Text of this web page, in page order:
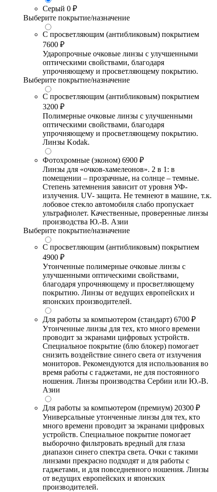
Серый 0 ₽
Выберите покрытие/назначение
С просветляющим (антибликовым) покрытием
7600 ₽
Ударопрочные очковые линзы с улучшенными
оптическими свойствами, благодаря
упрочняющему и просветляющему покрытию.
Выберите покрытие/назначение
С просветляющим (антибликовым) покрытием
3200 ₽
Полимерные очковые линзы с улучшенными
оптическими свойствами, благодаря
упрочняющему и просветляющему покрытию.
Линзы Kodak.
Фотохромные (эконом) 6900 ₽
Линзы для «очков-хамелеонов». 2 в 1: в
помещении – прозрачные, на солнце – темные.
Степень затемнения зависит от уровня УФ-
излучения. UV- защита. Не темнеют в машине, т.к.
лобовое стекло автомобиля слабо пропускает
ультрафиолет. Качественные, проверенные линзы
производства Ю.-В. Азии
Выберите покрытие/назначение
С просветляющим (антибликовым) покрытием
4900 ₽
Утонченные полимерные очковые линзы с
улучшенными оптическими свойствами,
благодаря упрочняющему и просветляющему
покрытию. Линзы от ведущих европейских и
японских производителей.
Для работы за компьютером (стандарт) 6700 ₽
Утонченные линзы для тех, кто много времени
проводит за экранами цифровых устройств.
Специальное покрытие (блю блокер) помогает
снизить воздействие синего света от излучения
мониторов. Рекомендуются для использования во
время работы с гаджетами, не для постоянного
ношения. Линзы производства Сербии или Ю.-В.
Азии
Для работы за компьютером (премиум) 20300 ₽
Универсальные утонченные линзы для тех, кто
много времени проводит за экранами цифровых
устройств. Специальное покрытие помогает
выборочно фильтровать вредный для глаза
диапазон синего спектра света. Очки с такими
линзами прекрасно подходят и для работы с
гаджетами, и для повседневного ношения. Линзы
от ведущих европейских и японских
производителей.